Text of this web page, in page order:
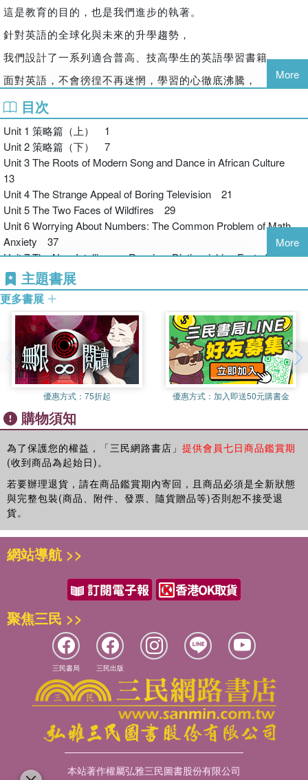
答要點。
這是教育的目的，也是我們進步的執著。
針對英語的全球化與未來的升學趨勢，
我們設計了一系列適合普高、技高學生的英語學習書籍。
面對英語，不會徬徨不再迷惘，學習的心徹底沸騰，
心情好 High！
實戰模擬，掌握先機知己知彼，百戰不殆決勝未來，
分數更 High！
選擇優質的英語學習書籍，才能激發學習的強烈動機；
興趣盎然便不會畏懼艱難，自信心要自己大聲說出來。
本書如良師指引循循善誘，如益友相互鼓勵攜手成長。
展書輕閱，你將發現
學習英語原來也可以這麼 High！
More
目次
Unit 1 策略篇（上） 1
Unit 2 策略篇（下） 7
Unit 3 The Roots of Modern Song and Dance in African Culture
13
Unit 4 The Strange Appeal of Boring Television 21
Unit 5 The Two Faces of Wildfires 29
Unit 6 Worrying About Numbers: The Common Problem of Math
Anxiety 37
Unit 7 The New Intelligence Requires Distinguishing Facts from
Opinions 45
Unit 8 An Instantly Recognizable Adventurer: Tintin 53
Unit 9 The Secret to Living a Good Life 61
Unit 10 What Happens to All Those Plastic Bottles Once We
Dispose of Them? 69
Unit 11 Is It Going Too Far When Robots Are Programmed to
Kill? 77
Unit 12 Twinkle, Twinkle－Could There Be Diamonds in
Space? 85
Unit 13 Ocean Pollution Victims 93
Unit 14 Pride of Taiwan 101
More
主題書展
更多書展
優惠方式： 75折起 優惠方式： 加入即送50元購書金
購物須知
為了保護您的權益，「三民網路書店」 提供會員七日商品鑑賞期
(收到商品為起始日)。
若要辦理退貨，請在商品鑑賞期內寄回，且商品必須是全新狀態
與完整包裝(商品、附件、發票、隨貨贈品等)否則恕不接受退
貨。
網站導航 >>
聚焦三民 >>
三民書局 三民出版
本站著作權屬弘雅三民圖書股份有限公司